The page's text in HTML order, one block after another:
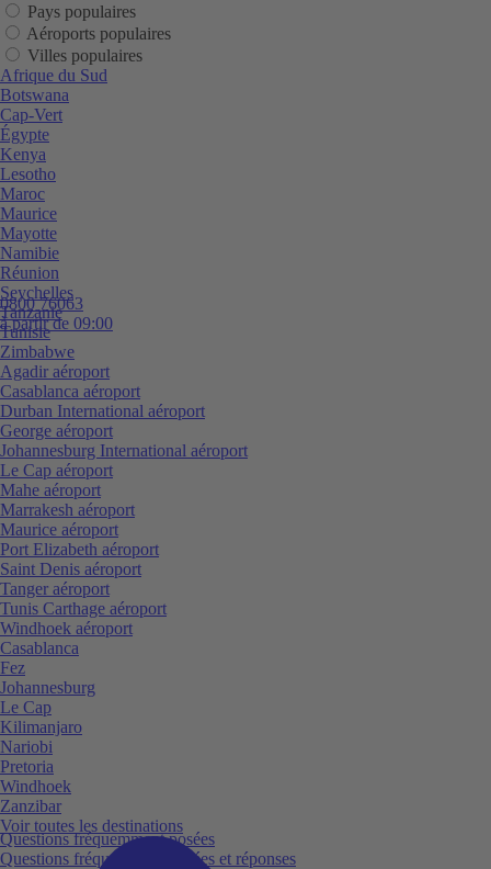
0800 76063
à partir de 09:00
Questions fréquemment posées
Questions fréquemment posées et réponses
Pays populaires
Aéroports populaires
Villes populaires
Afrique du Sud
Botswana
Cap-Vert
Égypte
Kenya
Lesotho
Maroc
Maurice
Mayotte
Namibie
Réunion
Seychelles
Tanzanie
Tunisie
Zimbabwe
Agadir aéroport
Casablanca aéroport
Durban International aéroport
George aéroport
Johannesburg International aéroport
Le Cap aéroport
Mahe aéroport
Marrakesh aéroport
Maurice aéroport
Port Elizabeth aéroport
Saint Denis aéroport
Tanger aéroport
Tunis Carthage aéroport
Windhoek aéroport
Casablanca
Fez
Johannesburg
Le Cap
Kilimanjaro
Nariobi
Pretoria
Windhoek
Zanzibar
Voir toutes les destinations